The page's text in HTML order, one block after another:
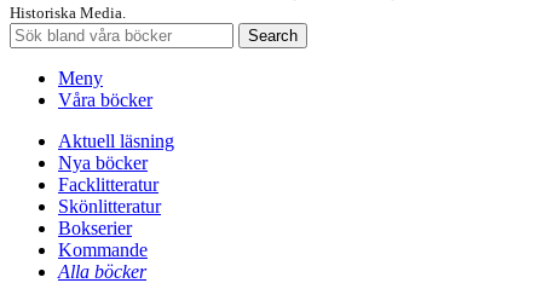
Historiska Media.
Search
Meny
Våra böcker
Aktuell läsning
Nya böcker
Facklitteratur
Skönlitteratur
Bokserier
Kommande
Alla böcker